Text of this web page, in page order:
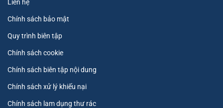
Liên hệ
Chính sách bảo mật
Quy trình biên tập
Chính sách cookie
Chính sách biên tập nội dung
Chính sách xử lý khiếu nại
Chính sách lam dụng thư rác